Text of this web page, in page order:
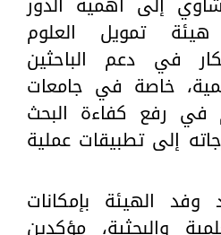
تمويل العلوم
في دعم الباحثين
خاصة في جامعات
في رفع كفاءة البحث
إلى تطبيقات عملية
الهيئة بإمكانات
والبحثية، مؤكدين